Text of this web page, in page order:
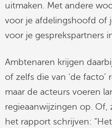
uitmaken. Met andere
voor je afdelingshoofd of
voor je gesprekspartners
Ambtenaren krijgen
of zelfs die van ‘de facto’
maar de acteurs voeren
regieaanwijzingen op. Of,
het rapport schrijven: